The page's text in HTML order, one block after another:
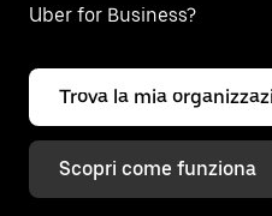
Uber for Business?
Trova la mia
Scopri come funziona